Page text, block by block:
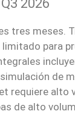
2026
tres meses.
para
de
requiere alto
de alto